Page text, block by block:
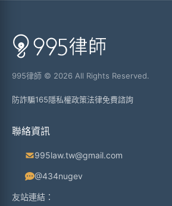
995律師 © 2026 All Rights Reserved.
防詐騙165隱私權政策法律免費諮詢
聯絡資訊
995law.tw@gmail.com
@434nugev
友站連結：